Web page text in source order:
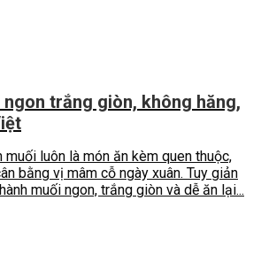
ngon trắng giòn, không hăng,
muối luôn là món ăn kèm quen thuộc,
bằng vị mâm cỗ ngày xuân. Tuy giản
muối ngon, trắng giòn và dễ ăn lại...